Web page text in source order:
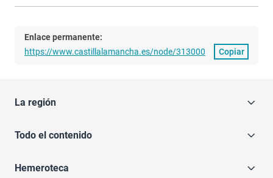
Enlace permanente:
https://www.castillalamancha.es/node/313000
Copiar
La región
Todo el contenido
Hemeroteca